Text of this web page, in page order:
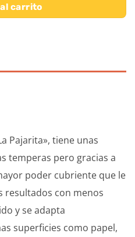
carrito
Pajarita», tiene unas
temperas pero gracias a
poder cubriente que le
resultados con menos
y se adapta
superficies como papel,